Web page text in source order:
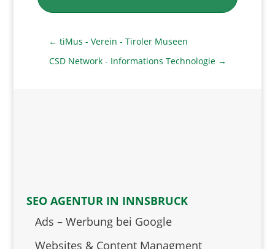
← tiMus - Verein - Tiroler Museen
CSD Network - Informations Technologie →
SEO AGENTUR IN INNSBRUCK
Ads – Werbung bei Google
Websites & Content Managment